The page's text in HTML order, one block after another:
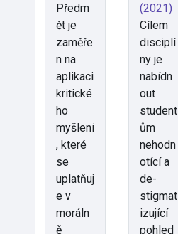
Předm
ět je
zaměře
n na
aplikaci
kritické
ho
myšlení
, které
se
uplatňuj
e v
moráln
ě
(2021)
Cílem
disciplí
ny je
nabídn
out
student
ům
nehodn
otící a
de-
stigmat
izující
pohled